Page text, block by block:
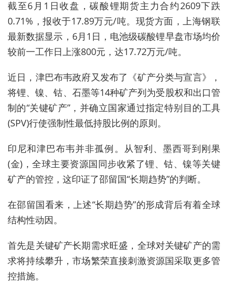
截至6月1日收盘，碳酸锂期货主力合约2609下跌
0.71%，报收于17.89万元/吨。现货方面，上海钢联
最新数据显示，6月1日，电池级碳酸锂早盘市场均价
较前一工作日上涨800元，达17.72万元/吨。
近日， 津巴布韦政府又发布了 《矿产分类与宣言》，
将锂、镍、钴、石墨等14种矿产列为受股权和出口管
制的“关键矿产” ，并确立国家通过指定特别目的工具
(SPV)行使强制性最低持股比例的原则。
印尼和津巴布韦并非孤例。 从智利、墨西哥到刚果
(金)，全球主要资源国同步收紧了锂、钴、镍等关键
矿产的管控，这印证了邵留国“长期趋势”的判断。
在邵留国看来，上述“长期趋势”的形成背后有着全球
结构性动因。
首先是关键矿产长期需求旺盛 ， 全球对关键矿产的需
求将持续攀升，市场繁荣直接刺激资源国采取更多管
控措施。